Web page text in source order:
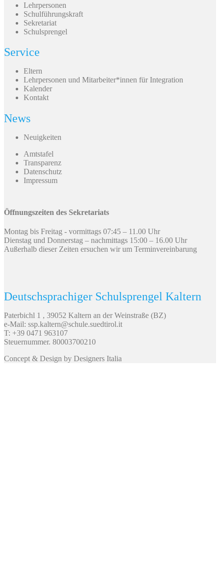
Lehrpersonen
Schulführungskraft
Sekretariat
Schulsprengel
Service
Eltern
Lehrpersonen und Mitarbeiter*innen für Integration
Kalender
Kontakt
News
Neuigkeiten
Amtstafel
Transparenz
Datenschutz
Impressum
Öffnungszeiten des Sekretariats
Montag bis Freitag - vormittags 07:45 – 11.00 Uhr
Dienstag und Donnerstag – nachmittags 15:00 – 16.00 Uhr
Außerhalb dieser Zeiten ersuchen wir um Terminvereinbarung
Deutschsprachiger Schulsprengel Kaltern
Paterbichl 1 , 39052 Kaltern an der Weinstraße (BZ)
e-Mail: ssp.kaltern@schule.suedtirol.it
T: +39 0471 963107
Steuernummer. 80003700210
Concept & Design by Designers Italia